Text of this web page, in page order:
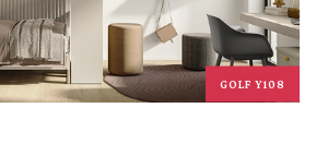
GOLF Y108